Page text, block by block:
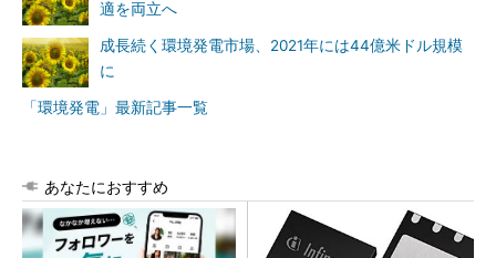
適を両立へ
成長続く環境発電市場、2021年には44億米ドル規模
に
「環境発電」最新記事一覧
あなたにおすすめ